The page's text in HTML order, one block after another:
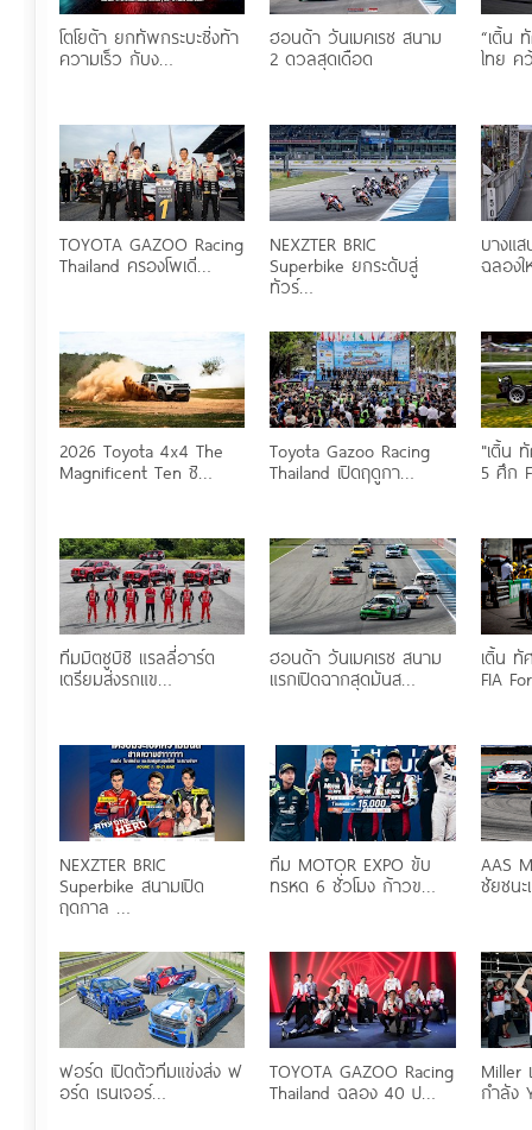
โตโยต้า ยกทัพกระบะซิ่งท้า
ความเร็ว กับง…
ฮอนด้า วันเมคเรซ สนาม
2 ดวลสุดเดือด
“เติ้น
ไทย ค
TOYOTA GAZOO Racing
Thailand ครองโพเดี…
NEXZTER BRIC
Superbike ยกระดับสู่
ทัวร์…
บางแ
ฉลอง
2026 Toyota 4x4 The
Magnificent Ten ชิ…
Toyota Gazoo Racing
Thailand เปิดฤดูกา…
"เติ้น
5 ศึก
ทีมมิตซูบิชิ แรลลี่อาร์ต
เตรียมส่งรถแข…
ฮอนด้า วันเมคเรซ สนาม
แรกเปิดฉากสุดมันส…
เติ้น
FIA
NEXZTER BRIC
Superbike สนามเปิด
ฤดูกาล …
ทีม MOTOR EXPO ขับ
ทรหด 6 ชั่วโมง ก้าวข…
AAS
ชัยชน
ฟอร์ด เปิดตัวทีมแข่งส่ง ฟ
อร์ด เรนเจอร์…
TOYOTA GAZOO Racing
Thailand ฉลอง 40 ป…
Miller
กำลัง